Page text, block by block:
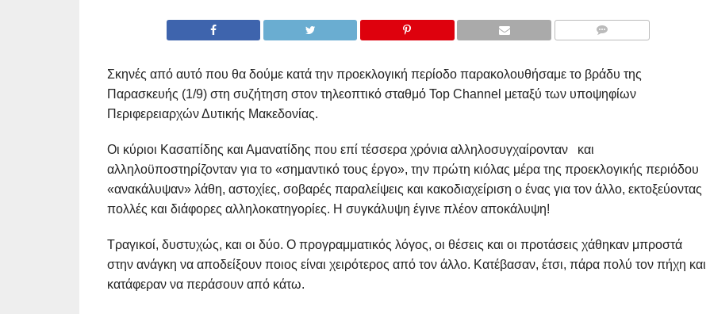
Σκηνές από αυτό που θα δούμε κατά την προεκλογική περίοδο παρακολουθήσαμε το βράδυ της
Παρασκευής (1/9) στη συζήτηση στον τηλεοπτικό σταθμό Top Channel μεταξύ των υποψηφίων
Περιφερειαρχών Δυτικής Μακεδονίας.
Οι κύριοι Κασαπίδης και Αμανατίδης που επί τέσσερα χρόνια αλληλοσυγχαίρονταν και
αλληλοϋποστηρίζονταν για το «σημαντικό τους έργο», την πρώτη κιόλας μέρα της προεκλογικής περιόδου
«ανακάλυψαν» λάθη, αστοχίες, σοβαρές παραλείψεις και κακοδιαχείριση ο ένας για τον άλλο, εκτοξεύοντας
πολλές και διάφορες αλληλοκατηγορίες. Η συγκάλυψη έγινε πλέον αποκάλυψη!
Τραγικοί, δυστυχώς, και οι δύο. Ο προγραμματικός λόγος, οι θέσεις και οι προτάσεις χάθηκαν μπροστά
στην ανάγκη να αποδείξουν ποιος είναι χειρότερος από τον άλλο. Κατέβασαν, έτσι, πάρα πολύ τον πήχη και
κατάφεραν να περάσουν από κάτω.